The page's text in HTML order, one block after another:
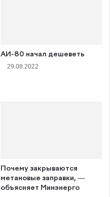
АИ-80 начал дешеветь
29.08.2022
Почему закрываются
метановые заправки, —
объясняет Минэнерго